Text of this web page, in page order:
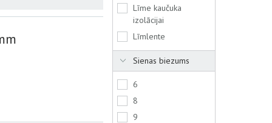
Līme kaučuka
izolācijai
Līmlente
Sienas biezums
6
8
9